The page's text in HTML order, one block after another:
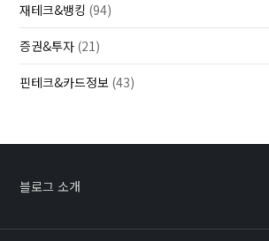
재테크&뱅킹 (94)
증권&투자 (21)
핀테크&카드정보 (43)
블로그 소개